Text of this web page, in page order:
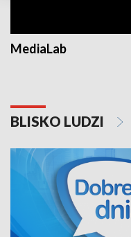
MediaLab
BLISKO LUDZI